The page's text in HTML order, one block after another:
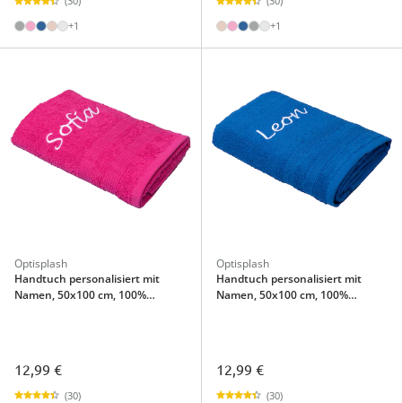
+1
+1
Optisplash
Handtuch personalisiert mit
Namen, 50x100 cm, 100%
12,99 €
(30)
Optisplash
Handtuch personalisiert mit
Namen, 50x100 cm, 100%
12,99 €
(30)